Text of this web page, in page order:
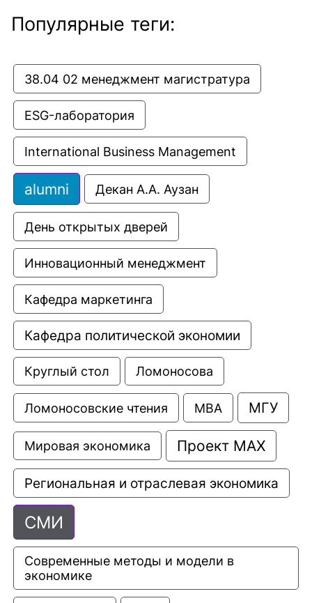
Популярные теги:
38.04 02 менеджмент магистратура
ESG-лаборатория
International Business Management
alumni Декан А.А. Аузан
День открытых дверей
Инновационный менеджмент
Кафедра маркетинга
Кафедра политической экономии
Круглый стол Ломоносова
Ломоносовские чтения МВА МГУ
Мировая экономика Проект МАХ
Региональная и отраслевая экономика
СМИ
Современные методы и модели в
экономике